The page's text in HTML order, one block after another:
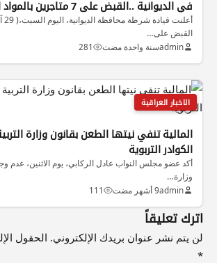
في الديوانية ..القبض على 7 متاجرين بالمواد المخدرة
القبض على…
adminسنة واحدة مضت 281
الاخبار العراقية
المالية تنفي نيتها الطعن بقانون وزارة
الكوادر التربوية
أكد عضو مجلس النواب عادل الركابي، يوم الاثنين، عدم
وزارة…
admin9 أشهر مضت 111
اترك تعليقاً
لن يتم نشر عنوان بريدك الإلكتروني. الحقول
*